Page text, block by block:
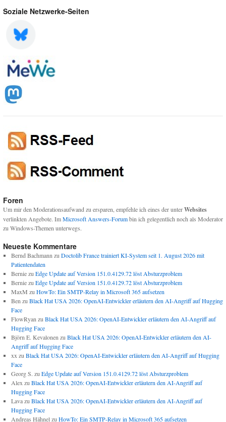
Soziale Netzwerke-Seiten
Foren
Um mir den Moderationsaufwand zu ersparen, empfehle ich eines der unterWebsites
verlinkten Angebote. ImMicrosoft Answers-Forumbin ich gelegentlich noch als Moderator
zu Windows-Themen unterwegs.
Neueste Kommentare
Bernd BachmannzuDoctolib France trainiert KI-System seit 1. August 2026 mit
Patientendaten
BerniezuEdge Update auf Version 151.0.4129.72 löst Absturzproblem
BerniezuEdge Update auf Version 151.0.4129.72 löst Absturzproblem
MaxM zuHowTo: Ein SMTP-Relay in Microsoft 365 aufsetzen
BenzuBlack Hat USA 2026: OpenAI-Entwickler erläutern den AI-Angriff auf Hugging
Face
FlowRyanzuBlack Hat USA 2026: OpenAI-Entwickler erläutern den AI-Angriff auf
Hugging Face
Björn E. KevalonenzuBlack Hat USA 2026: OpenAI-Entwickler erläutern den AI-
Angriff auf Hugging Face
xxzuBlack Hat USA 2026: OpenAI-Entwickler erläutern den AI-Angriff auf Hugging
Face
Georg S. zuEdge Update auf Version 151.0.4129.72 löst Absturzproblem
AlexzuBlack Hat USA 2026: OpenAI-Entwickler erläutern den AI-Angriff auf
Hugging Face
LavazuBlack Hat USA 2026: OpenAI-Entwickler erläutern den AI-Angriff auf
Hugging Face
Andreas HähnelzuHowTo: Ein SMTP-Relay in Microsoft 365 aufsetzen